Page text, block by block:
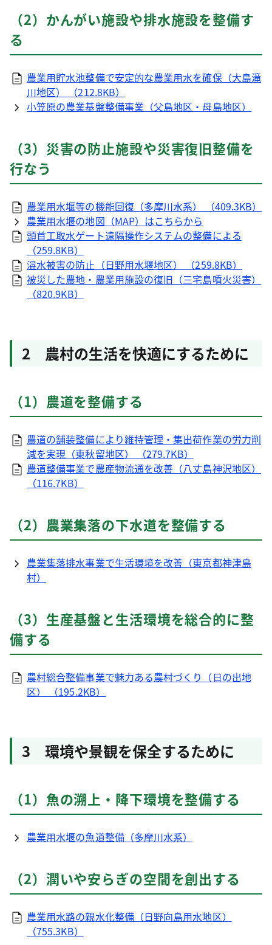
（2）かんがい施設や排水施設を整備す
る
農業用貯水池整備で安定的な農業用水を確保（大島滝
川地区） （212.8KB）
小笠原の農業基盤整備事業（父島地区・母島地区）
（3）災害の防止施設や災害復旧整備を
行なう
農業用水堰等の機能回復（多摩川水系） （409.3KB）
農業用水堰の地図（MAP）はこちらから
頭首工取水ゲート遠隔操作システムの整備による
（259.8KB）
溢水被害の防止（日野用水堰地区） （259.8KB）
被災した農地・農業用施設の復旧（三宅島噴火災害）
（820.9KB）
2 農村の生活を快適にするために
（1）農道を整備する
農道の舗装整備により維持管理・集出荷作業の労力削
減を実現（東秋留地区） （279.7KB）
農道整備事業で農産物流通を改善（八丈島神沢地区）
（116.7KB）
（2）農業集落の下水道を整備する
農業集落排水事業で生活環境を改善（東京都神津島
村）
（3）生産基盤と生活環境を総合的に整
備する
農村総合整備事業で魅力ある農村づくり（日の出地
区） （195.2KB）
3 環境や景観を保全するために
（1）魚の溯上・降下環境を整備する
農業用水堰の魚道整備（多摩川水系）
（2）潤いや安らぎの空間を創出する
農業用水路の親水化整備（日野向島用水地区）
（755.3KB）